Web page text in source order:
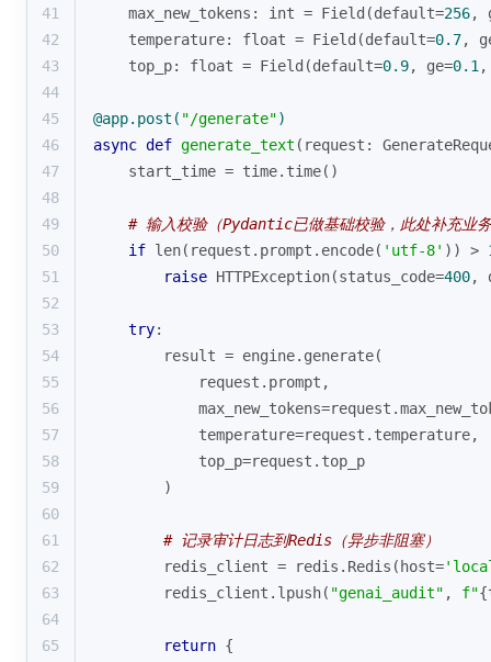
41
    max_new_tokens:
int = Field(default=256,
42
    temperature:
float = Field(default=0.7,
43
    top_p:
float = Field(default=0.9, ge=0.1 ,
44
45
@app.post( "/generate")
46
async def generate_text ( request:
47
    start_time = time.time()
48
49
# 输入校验（Pydantic已做基础校验，此处补充业
50
if len(request.prompt.encode( 'utf-8' )) >
51
raise HTTPException(status_code=400,
52
53
try:
54
        result = engine.generate(
55
            request.prompt,
56
57
            temperature=request.temperature,
58
            top_p=request.top_p
59
        )
60
61
# 记录审计日志到Redis（异步非阻塞）
62
        redis_client = redis.Redis(host=
63
        redis_client.lpush(
"genai_audit" , f"
64
65
return {